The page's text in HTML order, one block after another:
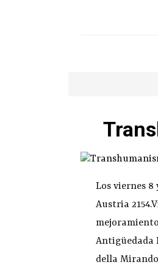
Los viernes 8
Austria
Antigüedada
della